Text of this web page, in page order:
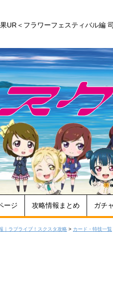
UR＜フラワーフェスティバル編
ージ 攻略情報まとめ ガチ
｜ラブライブ！スクスタ攻略 > カード・特技一覧